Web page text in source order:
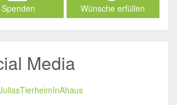
Spenden Wünsche erfüllen
Media